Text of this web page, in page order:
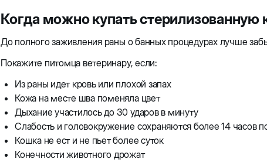
Когда можно купать стерилизованную
До полного заживления раны о банных процедурах лучше
Покажите питомца ветеринару, если:
Из раны идет кровь или плохой запах
Кожа на месте шва поменяла цвет
Дыхание участилось до 30 ударов в минуту
Слабость и головокружение сохраняются более 14 часов
Кошка не ест и не пьет более суток
Конечности животного дрожат